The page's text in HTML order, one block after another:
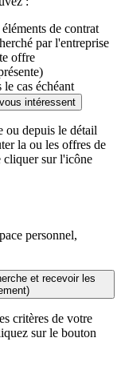
de contrat
par l'entreprise
offre
cas échéant
intéressent
ou depuis le détail
la ou les offres de
sur l'icône
personnel,
et recevoir les
critères de votre
sur le bouton